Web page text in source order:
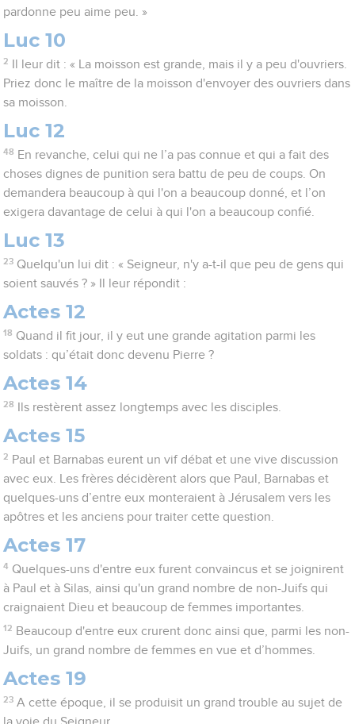
pardonne peu aime peu. »
Luc 10
2
Il leur dit : « La moisson est grande, mais il y a peu d'ouvriers.
Priez donc le maître de la moisson d'envoyer des ouvriers dans
sa moisson.
Luc 12
48 En revanche, celui qui ne l’a pas connue et qui a fait des
choses dignes de punition sera battu de peu de coups. On
demandera beaucoup à qui l'on a beaucoup donné, et l’on
exigera davantage de celui à qui l'on a beaucoup confié.
Luc 13
23 Quelqu'un lui dit : « Seigneur, n'y a-t-il que peu de gens qui
soient sauvés ? » Il leur répondit :
Actes 12
18 Quand il fit jour, il y eut une grande agitation parmi les
soldats : qu’était donc devenu Pierre ?
Actes 14
28 Ils restèrent assez longtemps avec les disciples.
Actes 15
2 Paul et Barnabas eurent un vif débat et une vive discussion
avec eux. Les frères décidèrent alors que Paul, Barnabas et
quelques-uns d’entre eux monteraient à Jérusalem vers les
apôtres et les anciens pour traiter cette question.
Actes 17
4 Quelques-uns d'entre eux furent convaincus et se joignirent
à Paul et à Silas, ainsi qu'un grand nombre de non-Juifs qui
craignaient Dieu et beaucoup de femmes importantes.
12 Beaucoup d'entre eux crurent donc ainsi que, parmi les non-
Juifs, un grand nombre de femmes en vue et d’hommes.
Actes 19
23 A cette époque, il se produisit un grand trouble au sujet de